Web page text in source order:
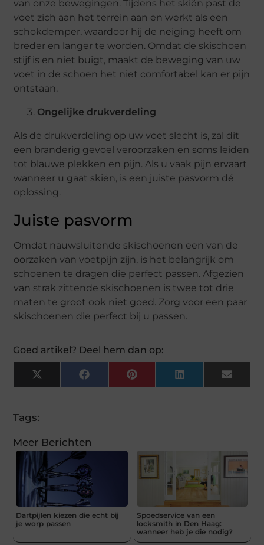
van onze bewegingen. Tijdens het skiën past de
voet zich aan het terrein aan en werkt als een
schokdemper, waardoor hij de neiging heeft om
breder en langer te worden. Omdat de skischoen
stijf is en niet buigt, maakt de beweging van uw
voet in de schoen het niet comfortabel kan er pijn
ontstaan.
Ongelijke drukverdeling
Als de drukverdeling op uw voet slecht is, zal dit
een branderig gevoel veroorzaken en soms leiden
tot blauwe plekken en pijn. Als u vaak pijn ervaart
wanneer u gaat skiën, is een juiste pasvorm dé
oplossing.
Juiste pasvorm
Omdat nauwsluitende skischoenen een van de
oorzaken van voetpijn zijn, is het belangrijk om
schoenen te dragen die perfect passen. Afgezien
van strak zittende skischoenen is twee tot drie
maten te groot ook niet goed. Zorg voor een paar
skischoenen die perfect bij u passen.
Goed artikel? Deel hem dan op:
X
(Twitter)
FacebookPinterestLinkedInEmail
Tags:
Meer Berichten
Dartpijlen kiezen die echt bij
je worp passen
Spoedservice van een
locksmith in Den Haag:
wanneer heb je die nodig?